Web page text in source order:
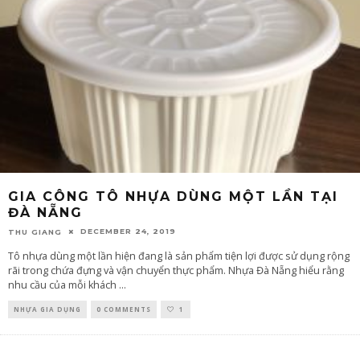
GIA CÔNG TÔ NHỰA DÙNG MỘT LẦN TẠI
ĐÀ NẴNG
THU GIANG DECEMBER 24, 2019
Tô nhựa dùng một lần hiện đang là sản phẩm tiện lợi được sử dụng rộng
rãi trong chứa đựng và vận chuyển thực phẩm. Nhựa Đà Nẵng hiểu rằng
nhu cầu của mỗi khách ...
NHỰA GIA DỤNG 0 COMMENTS 1